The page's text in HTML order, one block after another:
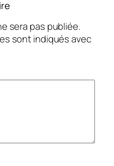
sera pas publiée.
sont indiqués avec